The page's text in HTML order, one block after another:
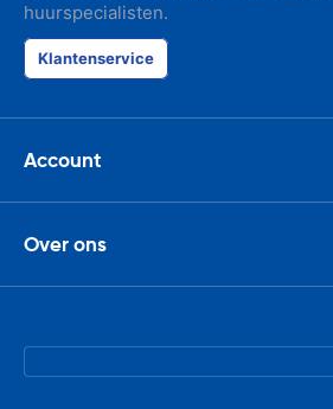
huurspecialisten.
Klantenservice
Account
Over ons